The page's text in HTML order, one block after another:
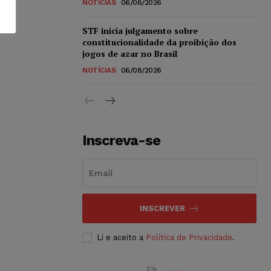
NOTÍCIAS 06/08/2026
STF inicia julgamento sobre
constitucionalidade da proibição dos
jogos de azar no Brasil
NOTÍCIAS 06/08/2026
Inscreva-se
INSCREVER
Li e aceito a Política de Privacidade.